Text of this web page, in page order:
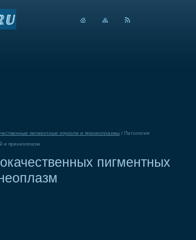
пигментные опухоли и пренеоплазмы / Патология
и пренеоплазм
пигментных